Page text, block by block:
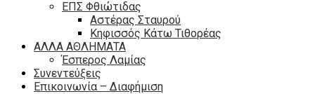
ΕΠΣ Φθιώτιδας
Αστέρας Σταυρού
Κηφισσός Κάτω Τιθορέας
ΑΛΛΑ ΑΘΛΗΜΑΤΑ
Έσπερος Λαμίας
Συνεντεύξεις
Επικοινωνία – Διαφήμιση